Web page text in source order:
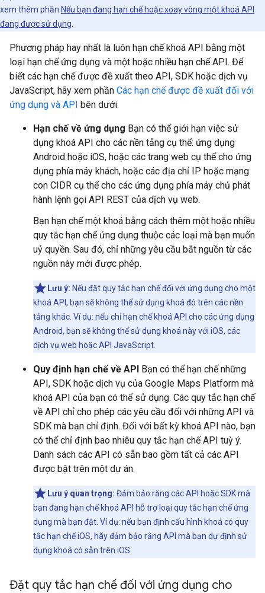
xem thêm phần Nếu bạn đang hạn chế hoặc xoay vòng một khoá API
đang được sử dụng
Phương pháp hay nhất là luôn hạn chế khoá API bằng một
loại hạn chế ứng dụng và một hoặc nhiều hạn chế API. Để
biết các hạn chế được đề xuất theo API, SDK hoặc dịch vụ
JavaScript, hãy xem phần Các hạn chế được đề xuất đối với
ứng dụng và API bên dưới.
Hạn chế về ứng dụng Bạn có thể giới hạn việc sử
dụng khoá API cho các nền tảng cụ thể: ứng dụng
Android hoặc iOS, hoặc các trang web cụ thể cho ứng
dụng phía máy khách, hoặc các địa chỉ IP hoặc mạng
con CIDR cụ thể cho các ứng dụng phía máy chủ phát
hành lệnh gọi API REST của dịch vụ web.
Bạn hạn chế một khoá bằng cách thêm một hoặc nhiều
quy tắc hạn chế ứng dụng thuộc các loại mà bạn muốn
uỷ quyền. Sau đó, chỉ những yêu cầu bắt nguồn từ các
nguồn này mới được phép.
Lưu ý: Nếu đặt quy tắc hạn chế đối với ứng dụng cho một
khoá API, bạn sẽ không thể sử dụng khoá đó trên các nền
tảng khác. Ví dụ: nếu chỉ hạn chế khoá API cho các ứng dụng
Android, bạn sẽ không thể sử dụng khoá này với iOS, các
dịch vụ web hoặc API JavaScript.
Quy định hạn chế về API Bạn có thể hạn chế những
API, SDK hoặc dịch vụ của Google Maps Platform mà
khoá API của bạn có thể sử dụng. Các quy tắc hạn chế
về API chỉ cho phép các yêu cầu đối với những API và
SDK mà bạn chỉ định. Đối với bất kỳ khoá API nào, bạn
có thể chỉ định bao nhiêu quy tắc hạn chế API tuỳ ý.
Danh sách các API có sẵn bao gồm tất cả các API
được bật trên một dự án.
Lưu ý quan trọng: Đảm bảo rằng các API hoặc SDK mà
bạn đang hạn chế khoá API hỗ trợ loại quy tắc hạn chế ứng
dụng mà bạn đặt. Ví dụ: nếu bạn định cấu hình khoá có quy
tắc hạn chế iOS, hãy đảm bảo rằng API mà bạn dự định sử
dụng khoá có sẵn trên iOS.
Đặt quy tắc hạn chế đối với ứng dụng cho